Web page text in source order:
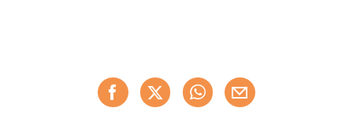
Jetzt weiterempfehlen